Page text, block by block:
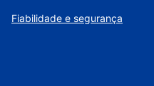
Fiabilidade e segurança